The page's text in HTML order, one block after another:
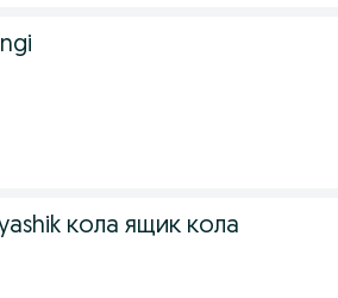
кола ящик кола